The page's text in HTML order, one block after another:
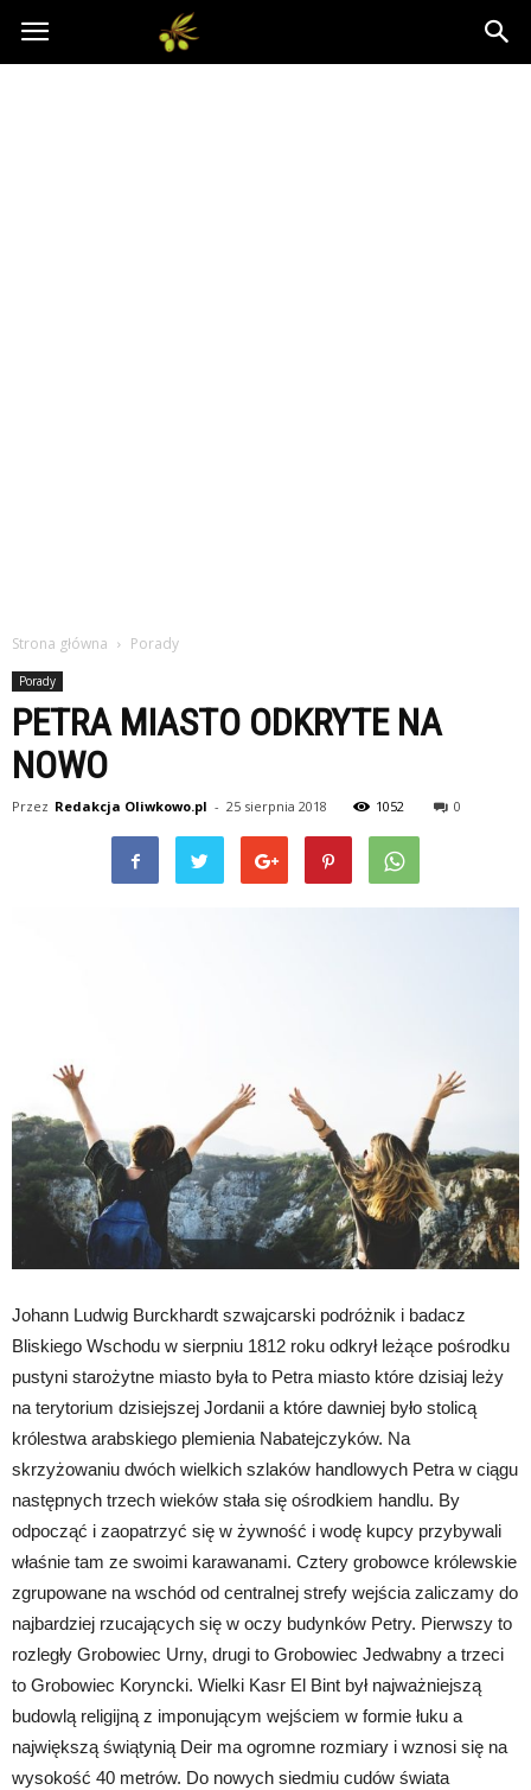
Oliwkowo.pl
Strona główna Porady
Porady
PETRA MIASTO ODKRYTE NA
NOWO
Przez Redakcja Oliwkowo.pl - 25 sierpnia 2018 1052 0
Johann Ludwig Burckhardt szwajcarski podróżnik i badacz
Bliskiego Wschodu w sierpniu 1812 roku odkrył leżące pośrodku
pustyni starożytne miasto była to Petra miasto które dzisiaj leży
na terytorium dzisiejszej Jordanii a które dawniej było stolicą
królestwa arabskiego plemienia Nabatejczyków. Na
skrzyżowaniu dwóch wielkich szlaków handlowych Petra w ciągu
następnych trzech wieków stała się ośrodkiem handlu. By
odpocząć i zaopatrzyć się w żywność i wodę kupcy przybywali
właśnie tam ze swoimi karawanami. Cztery grobowce królewskie
zgrupowane na wschód od centralnej strefy wejścia zaliczamy do
najbardziej rzucających się w oczy budynków Petry. Pierwszy to
rozległy Grobowiec Urny, drugi to Grobowiec Jedwabny a trzeci
to Grobowiec Koryncki. Wielki Kasr El Bint był najważniejszą
budowlą religijną z imponującym wejściem w formie łuku a
największą świątynią Deir ma ogromne rozmiary i wznosi się na
wysokość 40 metrów. Do nowych siedmiu cudów świata